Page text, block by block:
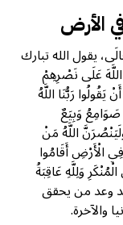
الأرض
يقول الله تبارك
عَلَى نَصْرِهِمْ
رَبُّنَا اللَّهُ
وَبِيَعٌ
اللَّهُ مَنْ
الْأَرْضِ أَقَامُوا
وَلِلَّهِ عَاقِبَةُ
قد وعد من يحقق
والآخرة.